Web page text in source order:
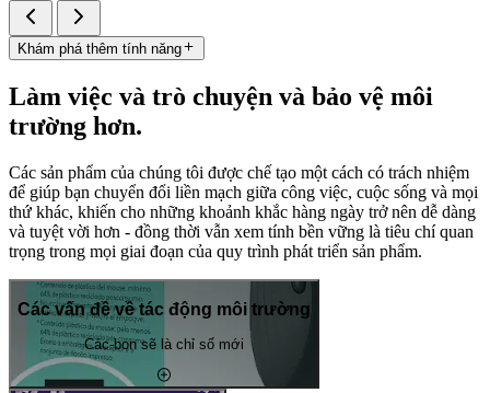
Khám phá thêm tính năng
Làm việc và trò chuyện và bảo vệ môi
trường hơn.
Các sản phẩm của chúng tôi được chế tạo một cách có trách nhiệm
để giúp bạn chuyển đổi liền mạch giữa công việc, cuộc sống và mọi
thứ khác, khiến cho những khoảnh khắc hàng ngày trở nên dễ dàng
và tuyệt vời hơn - đồng thời vẫn xem tính bền vững là tiêu chí quan
trọng trong mọi giai đoạn của quy trình phát triển sản phẩm.
Các vấn đề về tác động môi trường
Các-bon sẽ là chỉ số mới